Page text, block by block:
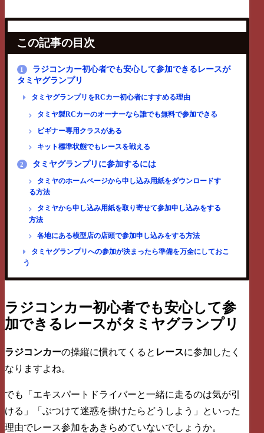
この記事の目次
1
ラジコンカー初心者でも安心して参加できるレースが
タミヤグランプリ
タミヤグランプリをRCカー初心者にすすめる理由
タミヤ製RCカーのオーナーなら誰でも無料で参加できる
ビギナー専用クラスがある
キット標準状態でもレースを戦える
2 タミヤグランプリに参加するには
タミヤのホームページから申し込み用紙をダウンロードす
る方法
タミヤから申し込み用紙を取り寄せて参加申し込みをする
方法
各地にある模型店の店頭で参加申し込みをする方法
タミヤグランプリへの参加が決まったら準備を万全にしておこ
う
ラジコンカー初心者でも安心して参
加できるレースがタミヤグランプリ
ラジコンカーの操縦に慣れてくると レースに参加したく
なりますよね。
でも「エキスパートドライバーと一緒に走るのは気が引
ける」「ぶつけて迷惑を掛けたらどうしよう」といった
理由でレース参加をあきらめていないでしょうか。